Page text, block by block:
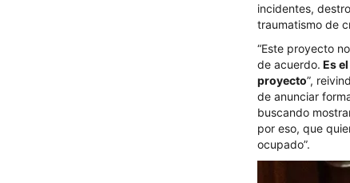
incidentes,
traumatismo de
“Este proyecto
de acuerdo. Es
proyecto”,
de anunciar
buscando
por eso, que
ocupado”.